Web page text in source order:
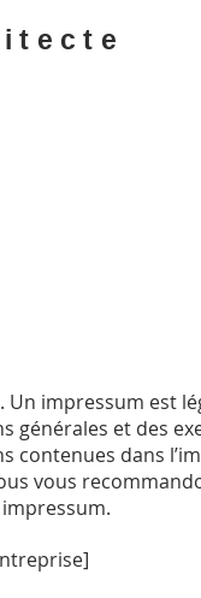
Un impressum est
générales et des
contenues dans
vous